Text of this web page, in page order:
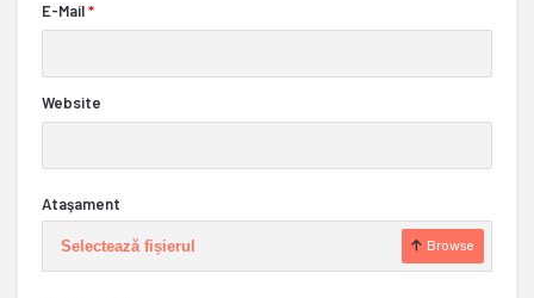
E-Mail*
Website
Ataşament
Selectează fișierul Browse